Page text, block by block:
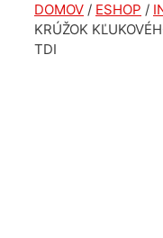
DOMOV / ESHOP /
KRÚŽOK
TDI